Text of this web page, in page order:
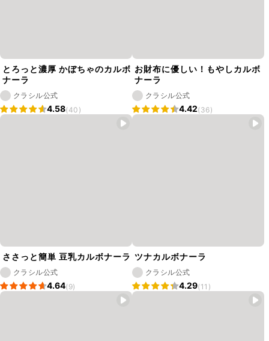
とろっと濃厚 かぼちゃのカルボ
ナーラ
クラシル公式
4.58(40)
お財布に優しい！もやしカルボ
ナーラ
クラシル公式
4.42(36)
ささっと簡単 豆乳カルボナーラ
クラシル公式
4.64(9)
ツナカルボナーラ
クラシル公式
4.29(11)